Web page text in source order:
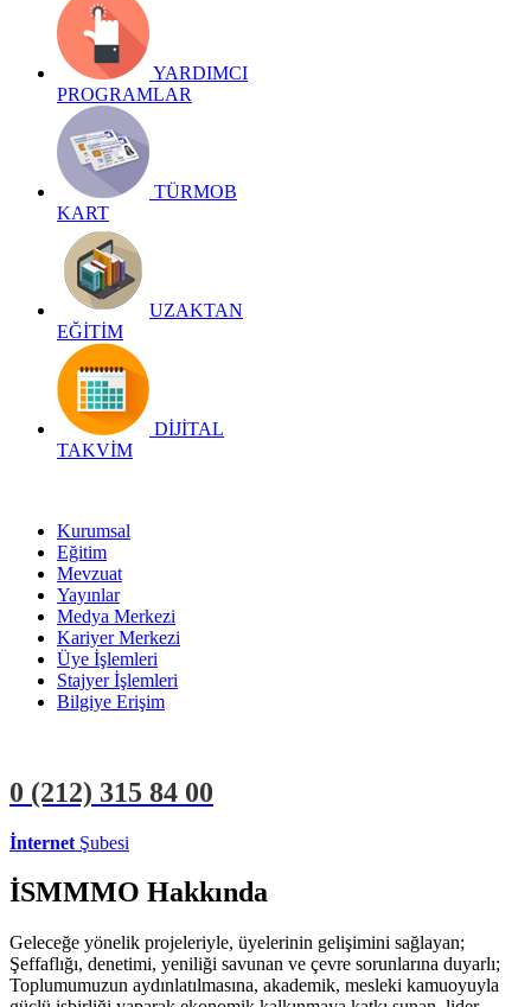
YARDIMCI
PROGRAMLAR
TÜRMOB
KART
UZAKTAN
EĞİTİM
DİJİTAL
TAKVİM
Kurumsal
Eğitim
Mevzuat
Yayınlar
Medya Merkezi
Kariyer Merkezi
Üye İşlemleri
Stajyer İşlemleri
Bilgiye Erişim
0 (212) 315 84 00
İnternet Şubesi
İSMMMO Hakkında
Geleceğe yönelik projeleriyle, üyelerinin gelişimini sağlayan;
Şeffaflığı, denetimi, yeniliği savunan ve çevre sorunlarına duyarlı;
Toplumumuzun aydınlatılmasına, akademik, mesleki kamuoyuyla